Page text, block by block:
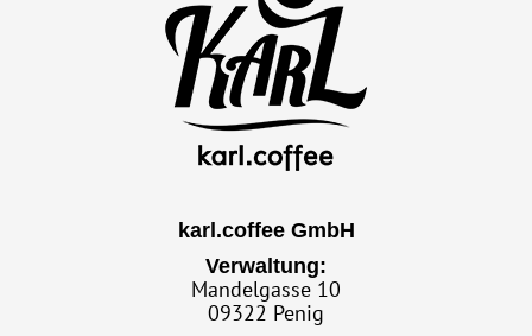
karl.coffee GmbH
Verwaltung:
Mandelgasse 10
09322 Penig